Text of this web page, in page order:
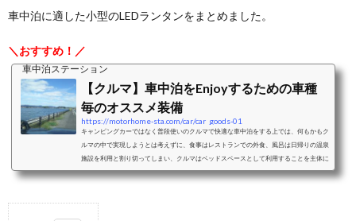
車中泊に適した小型のLEDランタンをまとめました。
＼おすすめ！／
車中泊ステーション
【クルマ】車中泊をEnjoyするための車種
毎のオススメ装備
https://motorhome-sta.com/car/car_goods-01
キャンピングカーではなく普段使いのクルマで快適な車中泊をする上では、何もかもク
ルマの中で実現しようとは考えずに、食事はレストランでの外食、風呂は日帰りの温泉
施設を利用と割り切ってしまい、クルマはベッドスペースとして利用することを主体に
考えることをおすすめします。ベッドスペースとして利用することを考えた際の車中泊
り大人二人＋小さな子供一人程度...